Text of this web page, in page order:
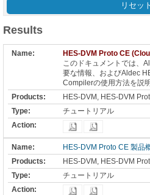
リセット
Results
HES-DVM Proto CE
このドキュメントでは、
要な情報、およびAldec
Compilerの使用方法を説
HES-DVM, HES-DVM
チュートリアル
HES-DVM Proto CE 製
HES-DVM, HES-DVM
チュートリアル